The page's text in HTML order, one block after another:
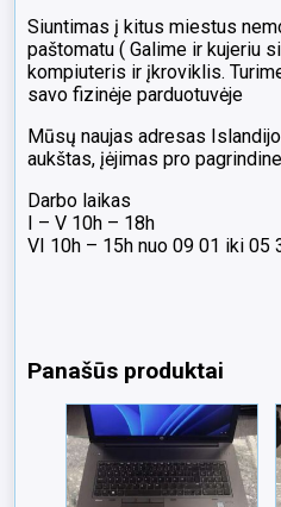
Siuntimas į kitus miestus
paštomatu ( Galime ir kujeriu
kompiuteris ir įkroviklis.
savo fizinėje parduotuvėje
Mūsų naujas adresas
aukštas, įėjimas pro
Darbo laikas
I – V 10h – 18h
VI 10h – 15h nuo 09 01 iki 05
Panašūs produktai